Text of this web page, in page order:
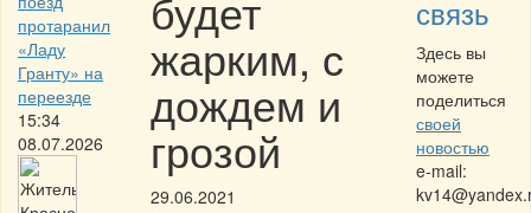
протаранил
«Ладу
Гранту» на
переезде
15:34
08.07.2026
жарким, с
дождем и
грозой
29.06.2021
связь
Здесь вы
можете
поделиться
своей
новостью
e-mail: